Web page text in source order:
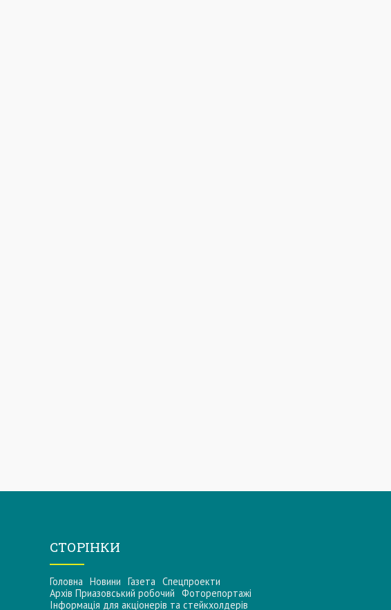
СТОРІНКИ
Головна Новини Газета Спецпроекти
Архів Приазовський робочий Фоторепортажі
Інформацiя для акцiонерiв та стейкхолдерiв